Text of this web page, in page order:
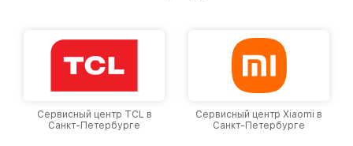
Сервисный центр TCL в
Санкт-Петербурге
Сервисный центр Xiaomi в
Санкт-Петербурге